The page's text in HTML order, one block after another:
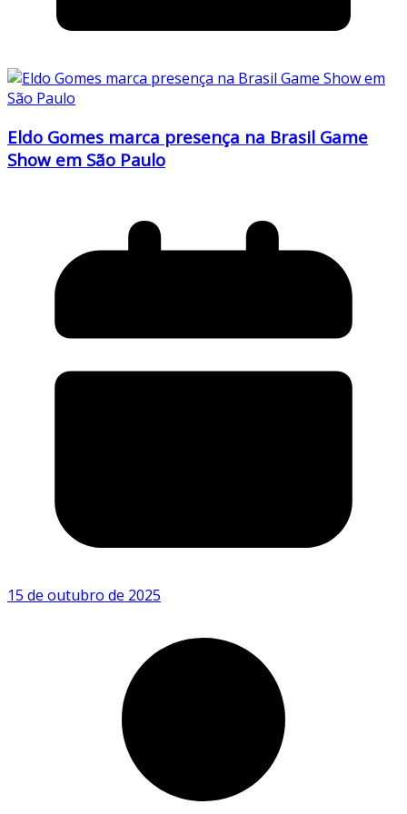
Eldo Gomes marca presença na Brasil Game
Show em São Paulo
15 de outubro de 2025